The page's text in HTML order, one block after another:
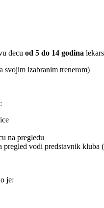
decu od 5 do 14 godina
svojim izabranim trenerom)
na pregledu
pregled vodi predstavnik kluba
je: